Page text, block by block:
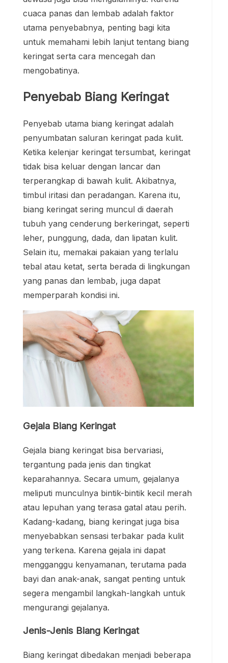
cuaca panas dan lembab adalah faktor
utama penyebabnya, penting bagi kita
untuk memahami lebih lanjut tentang biang
keringat serta cara mencegah dan
mengobatinya.
Penyebab Biang Keringat
Penyebab utama biang keringat adalah
penyumbatan saluran keringat pada kulit.
Ketika kelenjar keringat tersumbat, keringat
tidak bisa keluar dengan lancar dan
terperangkap di bawah kulit. Akibatnya,
timbul iritasi dan peradangan. Karena itu,
biang keringat sering muncul di daerah
tubuh yang cenderung berkeringat, seperti
leher, punggung, dada, dan lipatan kulit.
Selain itu, memakai pakaian yang terlalu
tebal atau ketat, serta berada di lingkungan
yang panas dan lembab, juga dapat
memperparah kondisi ini.
Gejala Biang Keringat
Gejala biang keringat bisa bervariasi,
tergantung pada jenis dan tingkat
keparahannya. Secara umum, gejalanya
meliputi munculnya bintik-bintik kecil merah
atau lepuhan yang terasa gatal atau perih.
Kadang-kadang, biang keringat juga bisa
menyebabkan sensasi terbakar pada kulit
yang terkena. Karena gejala ini dapat
mengganggu kenyamanan, terutama pada
bayi dan anak-anak, sangat penting untuk
segera mengambil langkah-langkah untuk
mengurangi gejalanya.
Jenis-Jenis Biang Keringat
Biang keringat dibedakan menjadi beberapa